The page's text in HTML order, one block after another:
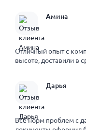
Амина
Отличный опыт с
высоте, доставили в
Дарья
Все норм проблем с